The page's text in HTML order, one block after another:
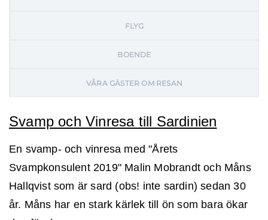
FLYG
BOENDE
VÅRA GÄSTER OM RESAN
Svamp och Vinresa till Sardinien
En svamp- och vinresa med "Årets
Svampkonsulent 2019" Malin Mobrandt och Måns
Hallqvist som är sard (obs! inte sardin) sedan 30
år. Måns har en stark kärlek till ön som bara ökar